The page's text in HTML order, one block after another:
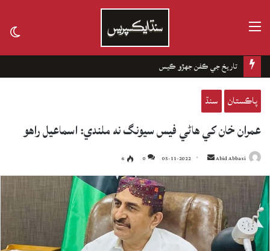
تاريخ جي ڪفن جھڙو ڪيس
پاڪستان سنڌ
عمران خان کي هاڻي فيس سيونگ نه ملندي: اسماعيل راهو
Abid Abbasi
Send
an
05-11-2022
0
6